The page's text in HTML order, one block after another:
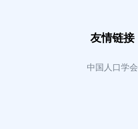
友情链接
中国人口学会